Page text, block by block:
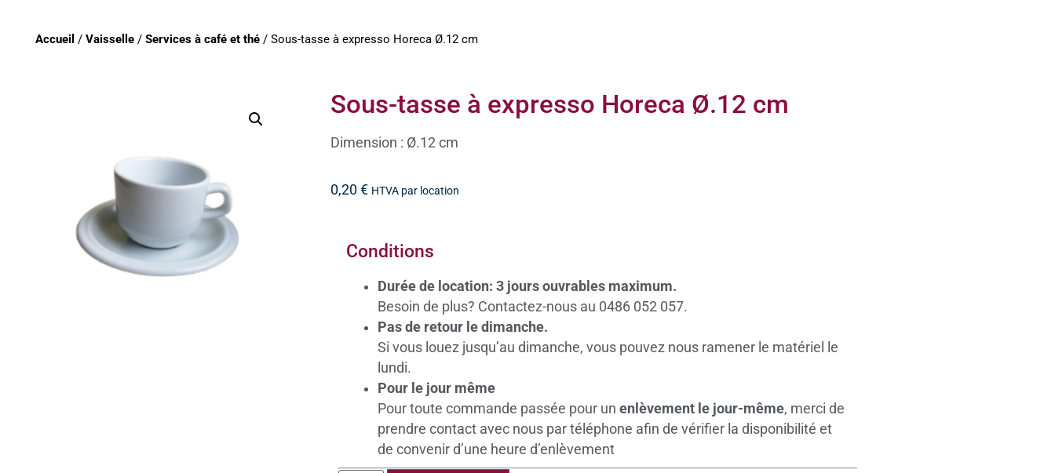
Accueil /Vaisselle /Services à café et thé / Sous-tasse à expresso Horeca Ø.12 cm
Sous-tasse à expresso Horeca Ø.12 cm
Dimension : Ø.12 cm
0,20€ HTVA par location
Conditions
Durée de location: 3 jours ouvrables maximum.
Besoin de plus? Contactez-nous au 0486 052 057.
Pas de retour le dimanche.
Si vous louez jusqu’au dimanche, vous pouvez nous ramener le matériel le
lundi.
Pour le jour même
Pour toute commande passée pour unenlèvement le jour-même, merci de
prendre contact avec nous par téléphone afin de vérifier la disponibilité et
de convenir d’une heure d’enlèvement